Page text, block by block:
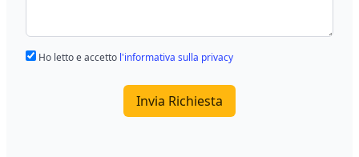
Ho letto e accetto l'informativa sulla privacy
Invia Richiesta